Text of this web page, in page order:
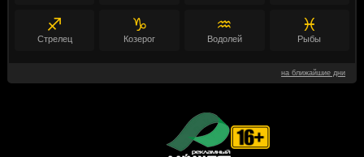
♐
Стрелец
♑
Козерог
♒
Водолей
♓
Рыбы
на ближайшие дни